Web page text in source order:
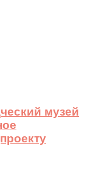
музей